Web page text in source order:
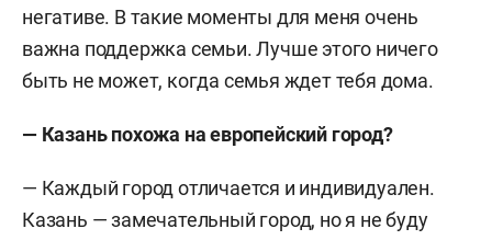
негативе. В такие моменты для меня очень
важна поддержка семьи. Лучше этого ничего
быть не может, когда семья ждет тебя дома.
— Казань похожа на европейский город?
— Каждый город отличается и индивидуален.
Казань — замечательный город, но я не буду